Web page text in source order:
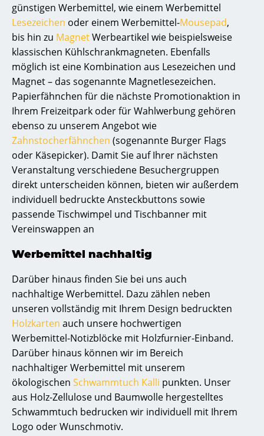
günstigen Werbemittel, wie einem Werbemittel
Lesezeichen oder einem Werbemittel-Mousepad,
bis hin zu MagnetWerbeartikel wie beispielsweise
klassischen Kühlschrankmagneten. Ebenfalls
möglich ist eine Kombination aus Lesezeichen und
Magnet – das sogenannte Magnetlesezeichen.
Papierfähnchen für die nächste Promotionaktion in
Ihrem Freizeitpark oder für Wahlwerbung gehören
ebenso zu unserem Angebot wie
Zahnstocherfähnchen (sogenannte Burger Flags
oder Käsepicker). Damit Sie auf Ihrer nächsten
Veranstaltung verschiedene Besuchergruppen
direkt unterscheiden können, bieten wir außerdem
individuell bedruckte Ansteckbuttons sowie
passende Tischwimpel und Tischbanner mit
Vereinswappen an
Werbemittel nachhaltig
Darüber hinaus finden Sie bei uns auch
nachhaltige Werbemittel. Dazu zählen neben
unseren vollständig mit Ihrem Design bedruckten
Holzkarten auch unsere hochwertigen
Werbemittel-Notizblöcke mit Holzfurnier-Einband.
Darüber hinaus können wir im Bereich
nachhaltiger Werbemittel mit unserem
ökologischen Schwammtuch Kalli punkten. Unser
aus Holz-Zellulose und Baumwolle hergestelltes
Schwammtuch bedrucken wir individuell mit Ihrem
Logo oder Wunschmotiv.